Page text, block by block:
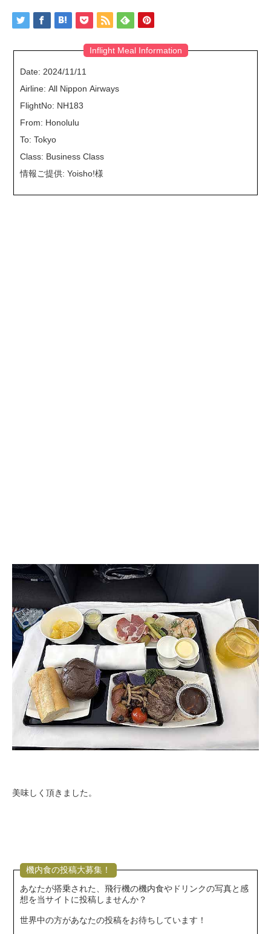
Inflight Meal Information
Date: 2024/11/11
Airline: All Nippon Airways
FlightNo: NH183
From: Honolulu
To: Tokyo
Class: Business Class
情報ご提供: Yoisho!様
美味しく頂きました。
機内食の投稿大募集！
あなたが搭乗された、飛行機の機内食やドリンクの写真と感
想を当サイトに投稿しませんか？
世界中の方があなたの投稿をお待ちしています！